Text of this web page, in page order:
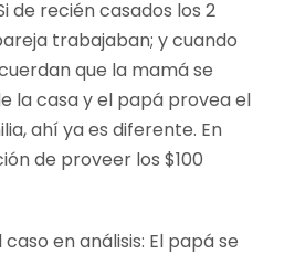
de recién casados los 2
trabajaban; y cuando
que la mamá se
la casa y el papá provea el
ahí ya es diferente. En
de proveer los $100
en análisis: El papá se